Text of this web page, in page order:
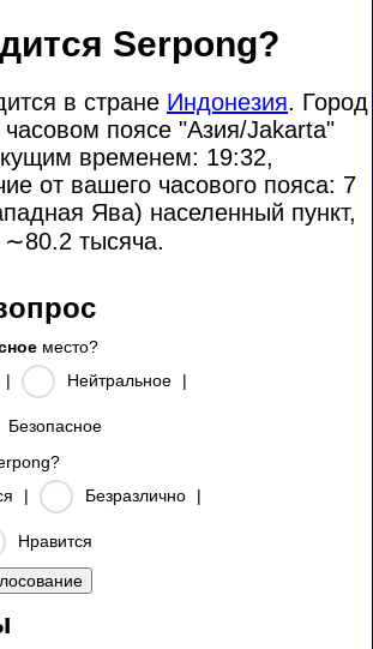
Serpong?
в стране Индонезия. Город
поясе "Азия/Jakarta"
временем: 19:32,
от вашего часового пояса: 7
Ява) населенный пункт,
∼80.2 тысяча.
место?
| Нейтральное |
Безопасное
| Безразлично |
Нравится